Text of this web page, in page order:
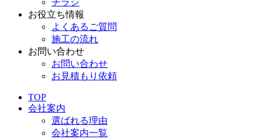
チラシ
お役立ち情報
よくあるご質問
施工の流れ
お問い合わせ
お問い合わせ
お見積もり依頼
TOP
会社案内
選ばれる理由
会社案内一覧